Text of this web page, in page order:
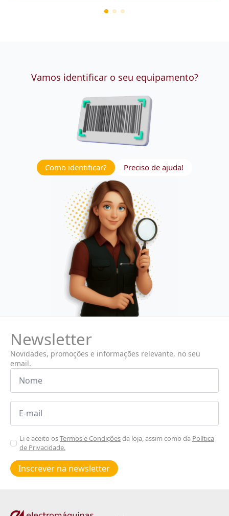
Vamos identificar o seu equipamento?
Como identificar? Preciso de ajuda!
Newsletter
Novidades, promoções e informações relevante, no seu
email.
Nome
Email
Aceitar
Poiticas
de
privacidade
Li e aceito osTermos e Condiçõesda loja, assim como da Política
de Privacidade.
Inscrever na newsletter